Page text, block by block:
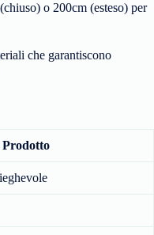
o 200cm (esteso) per
che garantiscono
Prodotto